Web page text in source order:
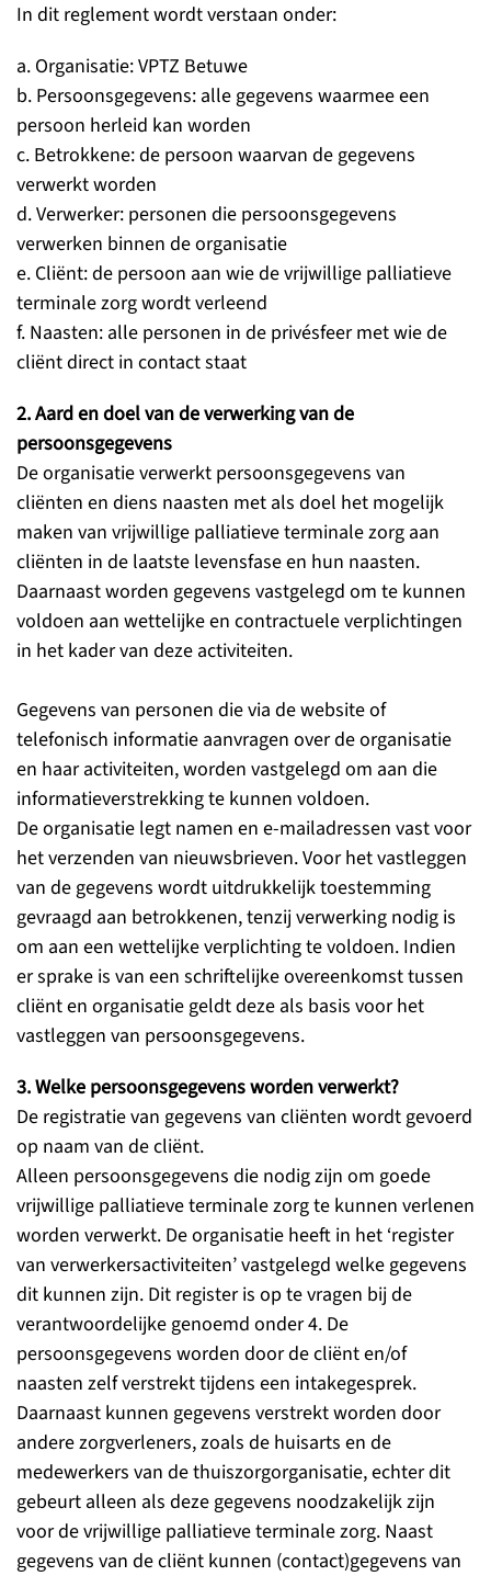
In dit reglement wordt verstaan onder:
a. Organisatie: VPTZ Betuwe
b. Persoonsgegevens: alle gegevens waarmee een
persoon herleid kan worden
c. Betrokkene: de persoon waarvan de gegevens
verwerkt worden
d. Verwerker: personen die persoonsgegevens
verwerken binnen de organisatie
e. Cliënt: de persoon aan wie de vrijwillige palliatieve
terminale zorg wordt verleend
f. Naasten: alle personen in de privésfeer met wie de
cliënt direct in contact staat
2. Aard en doel van de verwerking van de
persoonsgegevens
De organisatie verwerkt persoonsgegevens van
cliënten en diens naasten met als doel het mogelijk
maken van vrijwillige palliatieve terminale zorg aan
cliënten in de laatste levensfase en hun naasten.
Daarnaast worden gegevens vastgelegd om te kunnen
voldoen aan wettelijke en contractuele verplichtingen
in het kader van deze activiteiten.
Gegevens van personen die via de website of
telefonisch informatie aanvragen over de organisatie
en haar activiteiten, worden vastgelegd om aan die
informatieverstrekking te kunnen voldoen.
De organisatie legt namen en e-mailadressen vast voor
het verzenden van nieuwsbrieven. Voor het vastleggen
van de gegevens wordt uitdrukkelijk toestemming
gevraagd aan betrokkenen, tenzij verwerking nodig is
om aan een wettelijke verplichting te voldoen. Indien
er sprake is van een schriftelijke overeenkomst tussen
cliënt en organisatie geldt deze als basis voor het
vastleggen van persoonsgegevens.
3. Welke persoonsgegevens worden verwerkt?
De registratie van gegevens van cliënten wordt gevoerd
op naam van de cliënt.
Alleen persoonsgegevens die nodig zijn om goede
vrijwillige palliatieve terminale zorg te kunnen verlenen
worden verwerkt. De organisatie heeft in het ‘register
van verwerkersactiviteiten’ vastgelegd welke gegevens
dit kunnen zijn. Dit register is op te vragen bij de
verantwoordelijke genoemd onder 4. De
persoonsgegevens worden door de cliënt en/of
naasten zelf verstrekt tijdens een intakegesprek.
Daarnaast kunnen gegevens verstrekt worden door
andere zorgverleners, zoals de huisarts en de
medewerkers van de thuiszorgorganisatie, echter dit
gebeurt alleen als deze gegevens noodzakelijk zijn
voor de vrijwillige palliatieve terminale zorg. Naast
gegevens van de cliënt kunnen (contact)gegevens van